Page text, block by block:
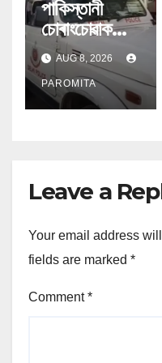
পাকিস্তানী
চোৰাংচোৱাক
ভাৰতৰ গোপন
প্ৰতিৰক্ষা তথ্য
যোগান; গ্ৰেপ্তাৰ
বায়ুসেনাৰ উইং
AUG 8, 2026
PAROMITA
Leave a
Your email address
fields are marked *
Comment*